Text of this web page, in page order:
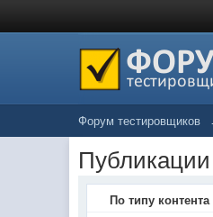
Форум тестировщиков
По типу контента